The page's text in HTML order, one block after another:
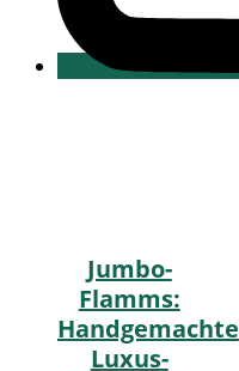
Jumbo-
Flamms:
Handgemachte
Luxus-